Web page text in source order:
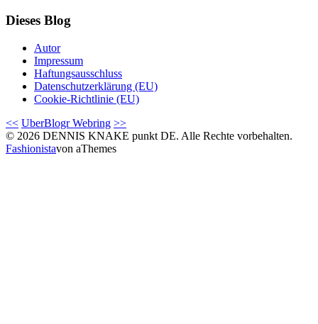
Dieses Blog
Autor
Impressum
Haftungsausschluss
Datenschutzerklärung (EU)
Cookie-Richtlinie (EU)
<< UberBlogr Webring >>
© 2026 DENNIS KNAKE punkt DE. Alle Rechte vorbehalten.
Fashionistavon aThemes